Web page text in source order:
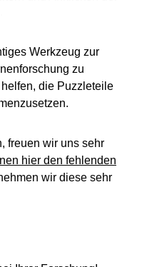
Werkzeug zur
zu
die Puzzleteile
freuen wir uns sehr
hier den fehlenden
wir diese sehr